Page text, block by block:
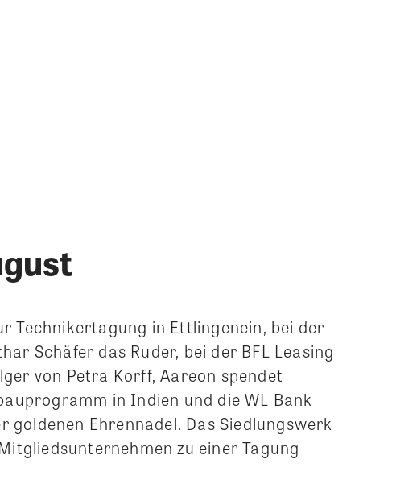
Technikertagung in Ettlingenein, bei der
Schäfer das Ruder, bei der BFL Leasing
von Petra Korff, Aareon spendet
in Indien und die WL Bank
goldenen Ehrennadel. Das Siedlungswerk
zu einer Tagung